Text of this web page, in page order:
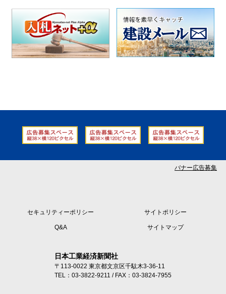
バナー広告募集
セキュリティーポリシー サイトポリシー
Q&A サイトマップ
日本工業経済新聞社
〒113-0022 東京都文京区千駄木3-36-11
TEL：03-3822-9211 / FAX：03-3824-7955